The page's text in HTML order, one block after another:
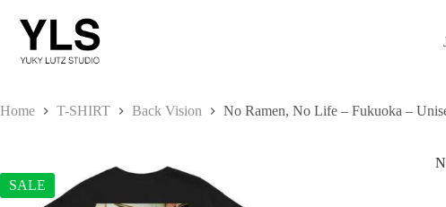
content
Home T-SHIRT Back Vision No Ramen, No Life – Fukuoka –
SALE